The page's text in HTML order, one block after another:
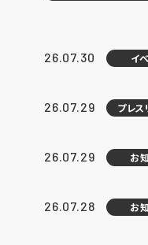
26.07.30 イ
26.07.29 プレス
26.07.29 お
26.07.28 お